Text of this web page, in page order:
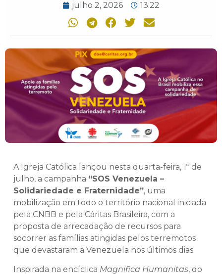
julho 2, 2026 13:22
A Igreja Católica lançou nesta quarta-feira, 1º de
julho, a campanha “SOS Venezuela –
Solidariedade e Fraternidade”, uma
mobilização em todo o território nacional iniciada
pela CNBB e pela Cáritas Brasileira, com a
proposta de arrecadação de recursos para
socorrer as famílias atingidas pelos terremotos
que devastaram a Venezuela nos últimos dias.
Inspirada na encíclica Magnifica Humanitas, do